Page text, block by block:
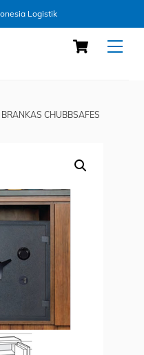
Logistik
Cart
BRANKAS CHUBBSAFES